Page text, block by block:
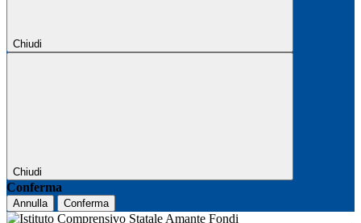
Chiudi
Chiudi
Conferma
Annulla Conferma